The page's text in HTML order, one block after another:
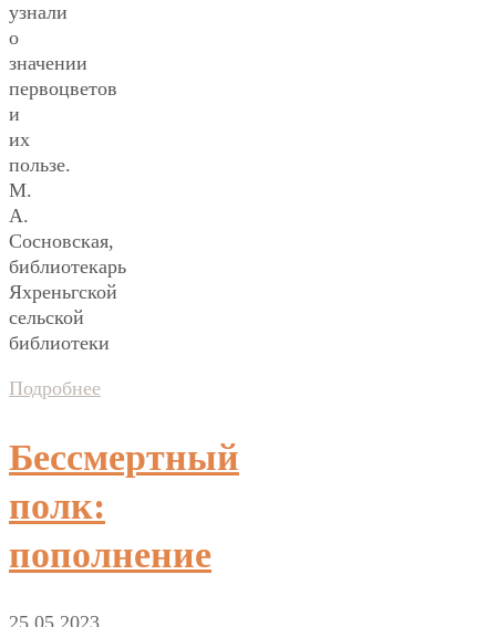
узнали
о
значении
первоцветов
и
их
пользе.
М.
А.
Сосновская,
библиотекарь
Яхреньгской
сельской
библиотеки
Подробнее
Бессмертный
полк:
пополнение
25.05.2023